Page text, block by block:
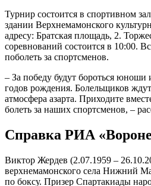
Турнир состоится в спортивном
здании Верхнемамонского
адресу: Братская площадь, 2.
соревнований состоится в 10:00.
поболеть за спортсменов.
– За победу будут бороться
годов рождения. Болельщиков
атмосфера азарта. Приходите
болеть за наших спортсменов, –
Справка РИА
Виктор Жердев (2.07.1959 –
верхнемамонского села Нижний
по боксу. Призер Спартакиады